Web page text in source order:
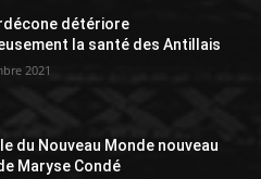
détériore
la santé des Antillais
2021
du Nouveau Monde nouveau
Maryse Condé